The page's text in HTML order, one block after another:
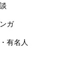
ガ
有名人